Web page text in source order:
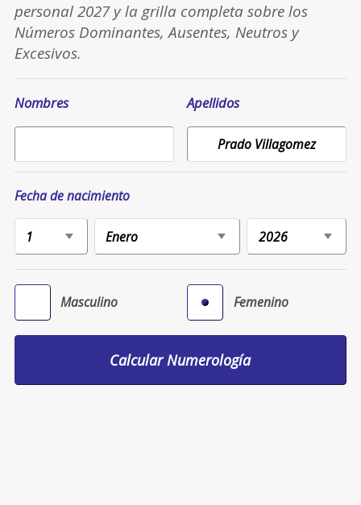
personal 2027 y la grilla completa sobre los
Números Dominantes, Ausentes, Neutros y
Excesivos.
Nombres Apellidos
Fecha de nacimiento
Masculino Femenino